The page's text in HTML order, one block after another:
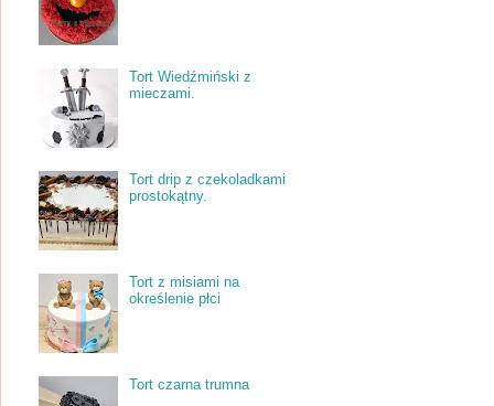
Tort Wiedźmiński z
mieczami.
Tort drip z czekoladkami
prostokątny.
Tort z misiami na
określenie płci
Tort czarna trumna